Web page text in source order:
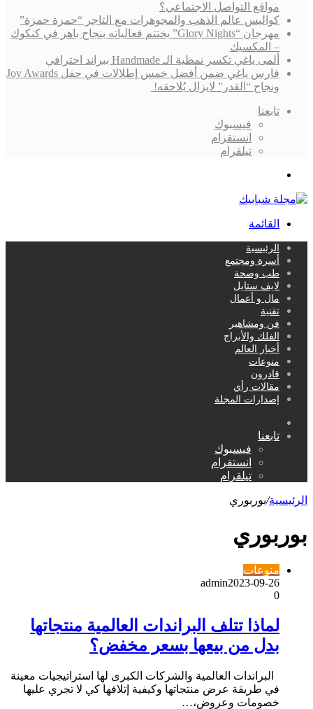
مواقع التواصل الاجتماعي؟
كواليس عالم الذهب والمجوهرات مع التاجر “حمزة حمزة”
مهرجان “Glory Nights” يختتم فعالياته بنجاح باهر في كنكوك
– المكسيك
ألمى ياغي تكسر نمطية الـ Handmade ببراند احترافي
فارس ياغي ضمن أفضل خمس إطلالات في حفل Joy Awards
ونجاح “القدر” لايزال يُلاحقه!
تابعنا
فيسبوك
انستقرام
تيلقرام
القائمة
الرئيسية
أسرة ومجتمع
طب وصحة
لايف ستايل
مال و أعمال
تقنية
فن ومشاهير
الفلك والأبراج
أخبار العالم
منوعات
قادرون
مقالات رأي
إصدارات المجلة
عن
تابعنا
فيسبوك
انستقرام
تيلقرام
الرئيسية/بوربوري
بوربوري
منوعات
admin2023-09-26
0
لماذا تتلف البراندات العالمية منتجاتها
بدل من بيعها بسعر مخفض؟
البراندات العالمية والشركات الكبرى لها استراتيجيات معينة
في طريقة عرض منتجاتها وكيفية إتلافها كي لا تجري عليها
خصومات وعروض،…